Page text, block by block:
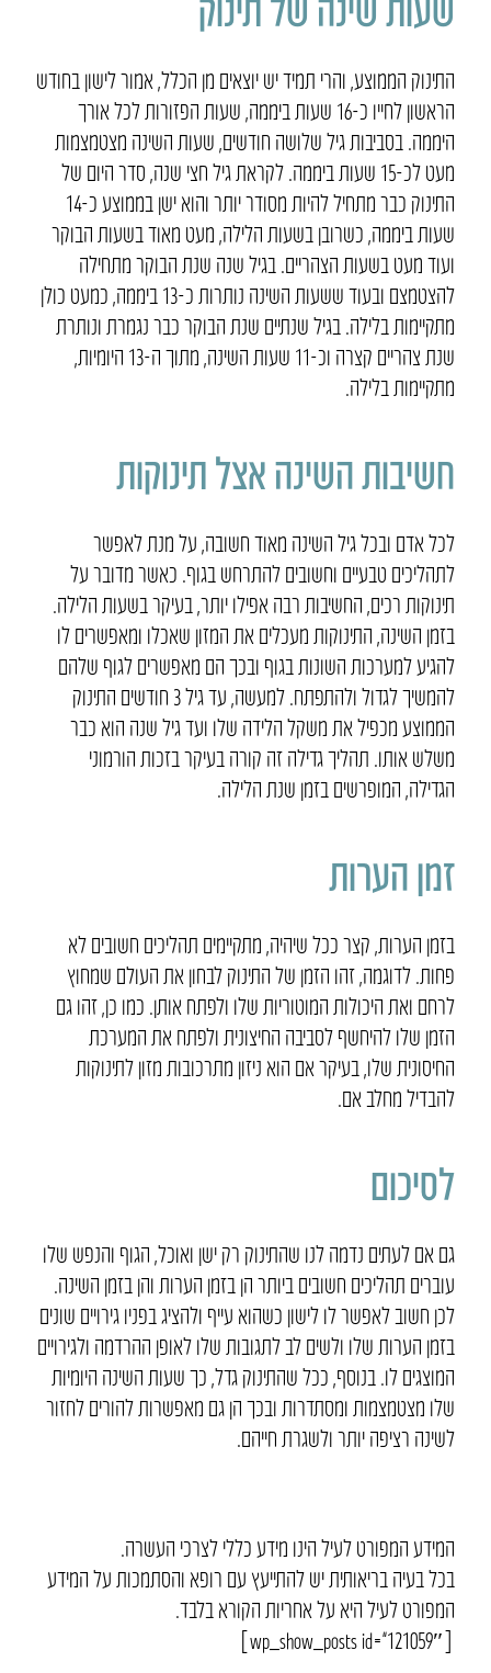
התינוק הממוצע, והרי תמיד יש יוצאים מן הכלל, אמור לישון בחודש
הראשון לחייו כ-16 שעות ביממה, שעות הפזורות לכל אורך
היממה. בסביבות גיל שלושה חודשים, שעות השינה מצטמצמות
מעט לכ-15 שעות ביממה. לקראת גיל חצי שנה, סדר היום של
התינוק כבר מתחיל להיות מסודר יותר והוא ישן בממוצע כ-14
שעות ביממה, כשרובן בשעות הלילה, מעט מאוד בשעות הבוקר
ועוד מעט בשעות הצהריים. בגיל שנה שנת הבוקר מתחילה
להצטמצם ובעוד ששעות השינה נותרות כ-13 ביממה, כמעט כולן
מתקיימות בלילה. בגיל שנתיים שנת הבוקר כבר נגמרת ונותרת
שנת צהריים קצרה וכ-11 שעות השינה, מתוך ה-13 היומיות,
מתקיימות בלילה.
חשיבות השינה אצל תינוקות
לכל אדם ובכל גיל השינה מאוד חשובה, על מנת לאפשר
לתהליכים טבעיים וחשובים להתרחש בגוף. כאשר מדובר על
תינוקות רכים, החשיבות רבה אפילו יותר, בעיקר בשעות הלילה.
בזמן השינה, התינוקות מעכלים את המזון שאכלו ומאפשרים לו
להגיע למערכות השונות בגוף ובכך הם מאפשרים לגוף שלהם
להמשיך לגדול ולהתפתח. למעשה, עד גיל 3 חודשים התינוק
הממוצע מכפיל את משקל הלידה שלו ועד גיל שנה הוא כבר
משלש אותו. תהליך גדילה זה קורה בעיקר בזכות הורמוני
הגדילה, המופרשים בזמן שנת הלילה.
זמן הערות
בזמן הערות, קצר ככל שיהיה, מתקיימים תהליכים חשובים לא
פחות. לדוגמה, זהו הזמן של התינוק לבחון את העולם שמחוץ
לרחם ואת היכולות המוטוריות שלו ולפתח אותן. כמו כן, זהו גם
הזמן שלו להיחשף לסביבה החיצונית ולפתח את המערכת
החיסונית שלו, בעיקר אם הוא ניזון מתרכובות מזון לתינוקות
להבדיל מחלב אם.
לסיכום
גם אם לעתים נדמה לנו שהתינוק רק ישן ואוכל, הגוף והנפש שלו
עוברים תהליכים חשובים ביותר הן בזמן הערות והן בזמן השינה.
לכן חשוב לאפשר לו לישון כשהוא עייף ולהציג בפניו גירויים שונים
בזמן הערות שלו ולשים לב לתגובות שלו לאופן ההרדמה ולגירויים
המוצגים לו. בנוסף, ככל שהתינוק גדל, כך שעות השינה היומיות
שלו מצטמצמות ומסתדרות ובכך הן גם מאפשרות להורים לחזור
לשינה רציפה יותר ולשגרת חייהם.
המידע המפורט לעיל הינו מידע כללי לצרכי העשרה.
בכל בעיה בריאותית יש להתייעץ עם רופא והסתמכות על המידע
המפורט לעיל היא על אחריות הקורא בלבד.
[wp_show_posts id=”121059″]